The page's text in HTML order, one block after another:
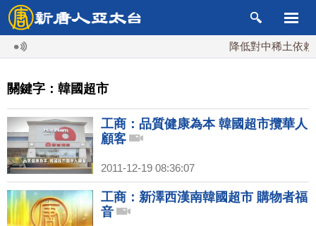
降低對中稀土依賴
關鍵字：韓國超市
工商：品質健康為本 韓國超市攬華人
顧客
2011-12-19 08:36:07
工商：新澤西漢南韓國超市 購物者福
音